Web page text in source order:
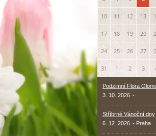
10 11 12 13
17 18 19 20
24 25 26 27
31 1 2 3
Podzimní Flora
3. 10. 2026 -
Stříbrné Vánoční dny
6. 12. 2026 - Praha